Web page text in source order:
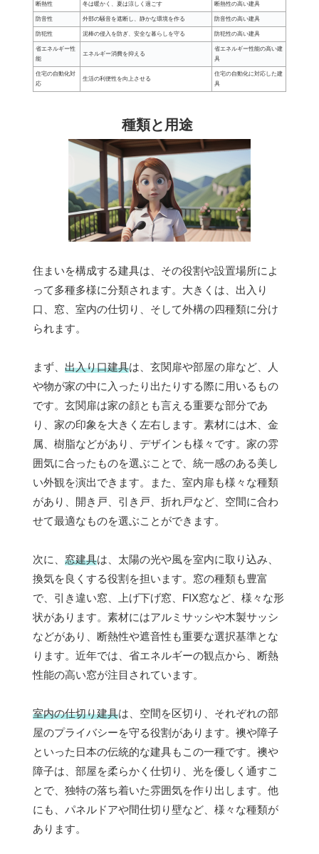
断熱性 冬は暖かく、夏は涼しく過ごす 断熱性の高い建具
防音性 外部の騒音を遮断し、静かな環境を作る 防音性の高い建具
防犯性 泥棒の侵入を防ぎ、安全な暮らしを守る 防犯性の高い建具
省エネルギー性
能
エネルギー消費を抑える
省エネルギー性能の高い建
具
住宅の自動化対
応
生活の利便性を向上させる
住宅の自動化に対応した建
具
種類と用途
住まいを構成する建具は、その役割や設置場所によ
って多種多様に分類されます。大きくは、出入り
口、窓、室内の仕切り、そして外構の四種類に分け
られます。
まず、 出入り口建具は、玄関扉や部屋の扉など、人
や物が家の中に入ったり出たりする際に用いるもの
です。玄関扉は家の顔とも言える重要な部分であ
り、家の印象を大きく左右します。素材には木、金
属、樹脂などがあり、デザインも様々です。家の雰
囲気に合ったものを選ぶことで、統一感のある美し
い外観を演出できます。また、室内扉も様々な種類
があり、開き戸、引き戸、折れ戸など、空間に合わ
せて最適なものを選ぶことができます。
次に、 窓建具は、太陽の光や風を室内に取り込み、
換気を良くする役割を担います。窓の種類も豊富
で、引き違い窓、上げ下げ窓、FIX窓など、様々な形
状があります。素材にはアルミサッシや木製サッシ
などがあり、断熱性や遮音性も重要な選択基準とな
ります。近年では、省エネルギーの観点から、断熱
性能の高い窓が注目されています。
室内の仕切り建具は、空間を区切り、それぞれの部
屋のプライバシーを守る役割があります。襖や障子
といった日本の伝統的な建具もこの一種です。襖や
障子は、部屋を柔らかく仕切り、光を優しく通すこ
とで、独特の落ち着いた雰囲気を作り出します。他
にも、パネルドアや間仕切り壁など、様々な種類が
あります。